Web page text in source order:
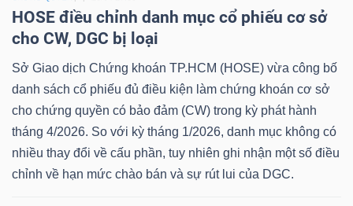
HOSE điều chỉnh danh mục cổ phiếu cơ sở
cho CW, DGC bị loại
Sở Giao dịch Chứng khoán TP.HCM (HOSE) vừa công bố
danh sách cổ phiếu đủ điều kiện làm chứng khoán cơ sở
cho chứng quyền có bảo đảm (CW) trong kỳ phát hành
tháng 4/2026. So với kỳ tháng 1/2026, danh mục không có
nhiều thay đổi về cấu phần, tuy nhiên ghi nhận một số điều
chỉnh về hạn mức chào bán và sự rút lui của DGC.
tư
Truyền
thông
tài
chính